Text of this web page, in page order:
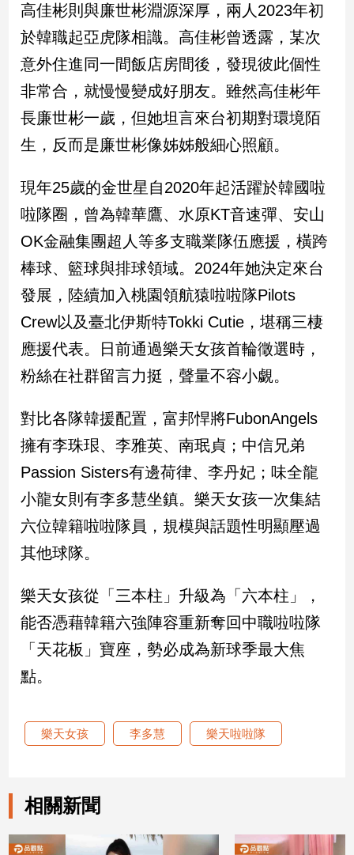
兩
岸/
國
際
會/
地
方
新
冠
病
專
區
南
台
觀
南
台
灣
觀
點
娛
樂
娛
星
聞
時
尚
生
高佳彬則與廉世彬淵源深厚，兩人2023年初
於韓職起亞虎隊相識。高佳彬曾透露，某次
意外住進同一間飯店房間後，發現彼此個性
非常合，就慢慢變成好朋友。雖然高佳彬年
長廉世彬一歲，但她坦言來台初期對環境陌
生，反而是廉世彬像姊姊般細心照顧。
現年25歲的金世星自2020年起活躍於韓國啦
啦隊圈，曾為韓華鷹、水原KT音速彈、安山
OK金融集團超人等多支職業隊伍應援，橫跨
棒球、籃球與排球領域。2024年她決定來台
發展，陸續加入桃園領航猿啦啦隊Pilots
Crew以及臺北伊斯特Tokki Cutie，堪稱三棲
應援代表。日前通過樂天女孩首輪徵選時，
粉絲在社群留言力挺，聲量不容小覷。
對比各隊韓援配置，富邦悍將FubonAngels
擁有李珠珢、李雅英、南珉貞；中信兄弟
Passion Sisters有邊荷律、李丹妃；味全龍
小龍女則有李多慧坐鎮。樂天女孩一次集結
六位韓籍啦啦隊員，規模與話題性明顯壓過
其他球隊。
樂天女孩從「三本柱」升級為「六本柱」，
能否憑藉韓籍六強陣容重新奪回中職啦啦隊
「天花板」寶座，勢必成為新球季最大焦
點。
樂天女孩 李多慧 樂天啦啦隊
相關新聞